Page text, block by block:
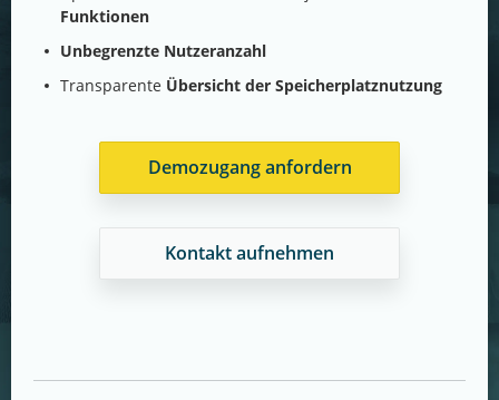
Funktionen
Unbegrenzte Nutzeranzahl
Transparente Übersicht der Speicherplatznutzung
Demozugang anfordern
Kontakt aufnehmen